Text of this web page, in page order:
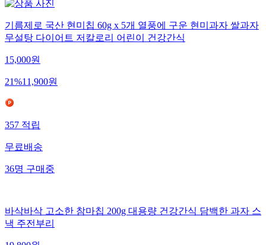
기름제로 국산 현미칩 60g x 5개 열풍에 구운 현미과자 쌀과자
무설탕 다이어트 저칼로리 어린이 건강간식
15,000원
21%11,900원
357적립
무료배송
36명구매중
바삭바삭 고소한 참마칩 200g 대용량 건강간식 담백한 과자 스
낵 주전부리